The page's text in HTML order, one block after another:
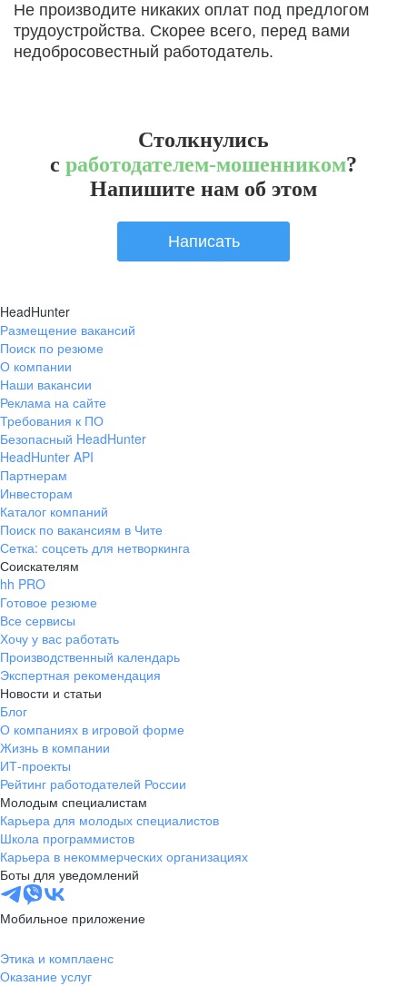
Не производите никаких оплат под предлогом
трудоустройства. Скорее всего, перед вами
недобросовестный работодатель.
Столкнулись
с работодателем-мошенником?
Напишите нам об этом
Написать
HeadHunter
Размещение вакансий
Поиск по резюме
О компании
Наши вакансии
Реклама на сайте
Требования к ПО
Безопасный HeadHunter
HeadHunter API
Партнерам
Инвесторам
Каталог компаний
Поиск по вакансиям в Чите
Сетка: соцсеть для нетворкинга
Соискателям
hh PRO
Готовое резюме
Все сервисы
Хочу у вас работать
Производственный календарь
Экспертная рекомендация
Новости и статьи
Блог
О компаниях в игровой форме
Жизнь в компании
ИТ-проекты
Рейтинг работодателей России
Молодым специалистам
Карьера для молодых специалистов
Школа программистов
Карьера в некоммерческих организациях
Боты для уведомлений
Мобильное приложение
Этика и комплаенс
Оказание услуг